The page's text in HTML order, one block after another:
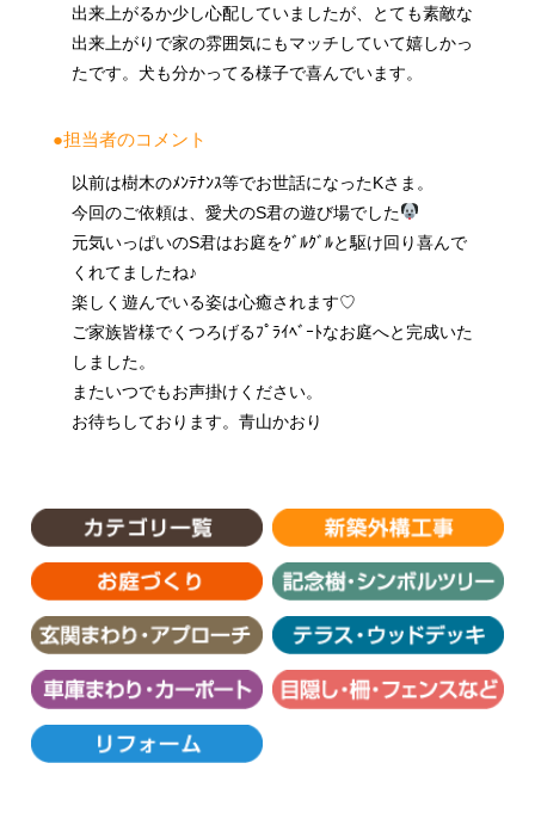
出来上がるか少し心配していましたが、とても素敵な
出来上がりで家の雰囲気にもマッチしていて嬉しかっ
たです。犬も分かってる様子で喜んでいます。
●担当者のコメント
以前は樹木のﾒﾝﾃﾅﾝｽ等でお世話になったKさま。
今回のご依頼は、愛犬のS君の遊び場でした
元気いっぱいのS君はお庭をｸﾞﾙｸﾞﾙと駆け回り喜んで
くれてましたね♪
楽しく遊んでいる姿は心癒されます♡
ご家族皆様でくつろげるﾌﾟﾗｲﾍﾞｰﾄなお庭へと完成いた
しました。
またいつでもお声掛けください。
お待ちしております。青山かおり